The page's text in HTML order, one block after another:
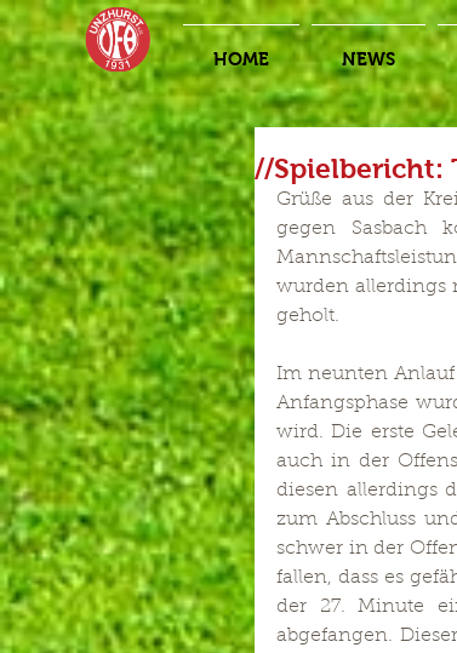
HOME NEWS
//Spielbericht:
Grüße aus der
gegen Sasbach
wurden allerdings
geholt.
Im neunten Anlauf
Anfangsphase
wird. Die erste
auch in der
diesen allerdings
zum Abschluss
schwer in der
fallen, dass es
der 27. Minute
abgefangen.